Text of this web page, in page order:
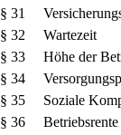
§ 31
§ 32
Wartezeit
§ 33
Höhe der
§ 34
§ 35
Soziale
§ 36